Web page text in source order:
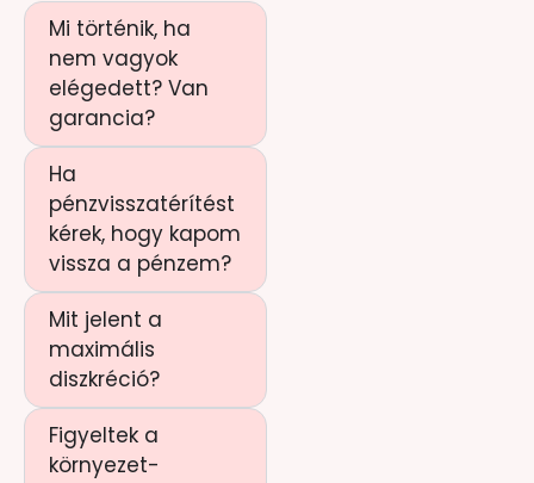
Mi történik, ha
nem vagyok
elégedett? Van
garancia?
Ha
pénzvisszatérítést
kérek, hogy kapom
vissza a pénzem?
Mit jelent a
maximális
diszkréció?
Figyeltek a
környezet-